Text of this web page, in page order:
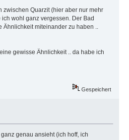
Quarzit (hier aber nur mehr
wohl ganz vergessen. Der Bad
miteinander zu haben ..
gewisse Ähnlichkeit .. da habe ich
Gespeichert
genau ansieht (ich hoff, ich